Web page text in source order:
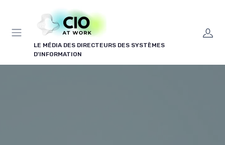
LE MÉDIA DES DIRECTEURS DES SYSTÈMES
D'INFORMATION